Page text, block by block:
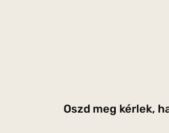
Oszd meg kérlek,